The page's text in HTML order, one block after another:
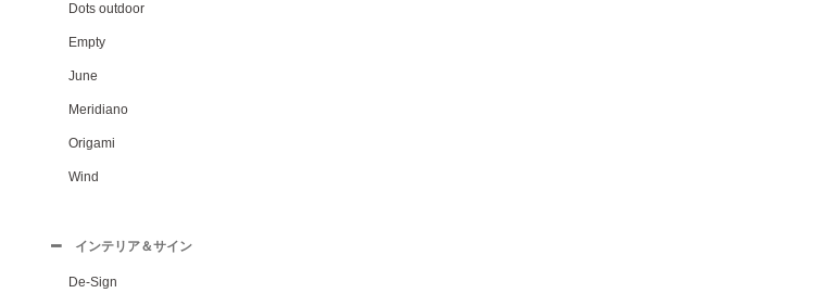
Dots outdoor
Empty
June
Meridiano
Origami
Wind
インテリア＆サイン
De-Sign